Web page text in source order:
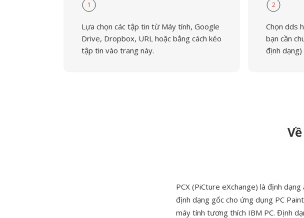
1
Lựa chọn các tập tin từ Máy tính, Google
Drive, Dropbox, URL hoặc bằng cách kéo
tập tin vào trang này.
2
Chọn dds
bạn cần
định dạng)
PCX (PiCture eXchange) là định
định dạng gốc cho ứng dụng PC
máy tính tương thích IBM PC. Định